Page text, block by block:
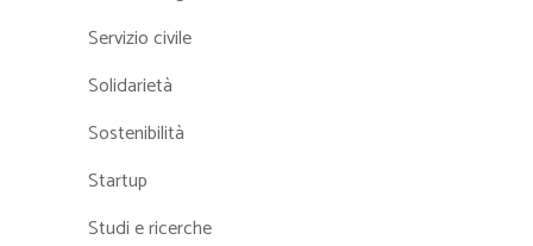
Servizio civile
Solidarietà
Sostenibilità
Startup
Studi e ricerche